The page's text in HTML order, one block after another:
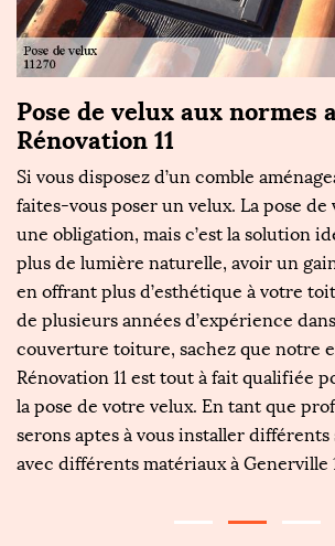
Pose de velux aux normes
Rénovation 11
Si vous disposez d’un comble
faites-vous poser un velux. La pose de
une obligation, mais c’est la solution
plus de lumière naturelle, avoir un
en offrant plus d’esthétique à votre
de plusieurs années d’expérience
couverture toiture, sachez que notre
Rénovation 11 est tout à fait qualifiée
la pose de votre velux. En tant que
serons aptes à vous installer différents
avec différents matériaux à Generville